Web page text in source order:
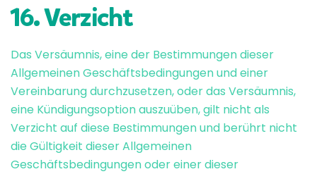
16. Verzicht
Das Versäumnis, eine der Bestimmungen dieser
Allgemeinen Geschäftsbedingungen und einer
Vereinbarung durchzusetzen, oder das Versäumnis,
eine Kündigungsoption auszuüben, gilt nicht als
Verzicht auf diese Bestimmungen und berührt nicht
die Gültigkeit dieser Allgemeinen
Geschäftsbedingungen oder einer dieser